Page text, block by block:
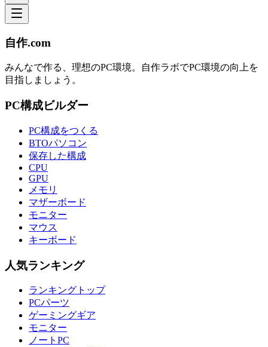
自作.com
みんなで作る、理想のPC環境。 自作ラボでPC環境の向上を
目指しましょう。
PC構成ビルダー
PC構成をつくる
BTOパソコン
保存した構成
CPU
GPU
メモリ
マザーボード
モニター
マウス
キーボード
人気ランキング
ランキングトップ
PCパーツ
ゲーミングギア
モニター
ノートPC